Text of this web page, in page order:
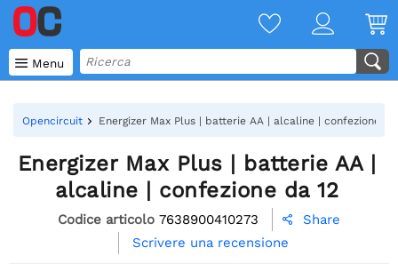
 Menu
Opencircuit Energizer Max Plus | batterie AA | alcaline | confezione da
Energizer Max Plus | batterie AA |
alcaline | confezione da 12
Codice articolo 7638900410273 
Share
Scrivere una recensione